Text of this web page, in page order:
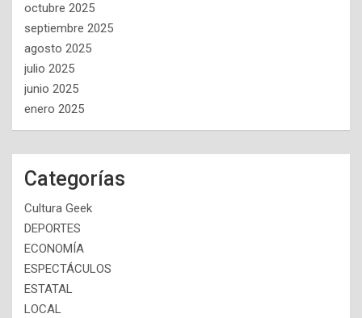
octubre 2025
septiembre 2025
agosto 2025
julio 2025
junio 2025
enero 2025
Categorías
Cultura Geek
DEPORTES
ECONOMÍA
ESPECTÁCULOS
ESTATAL
LOCAL